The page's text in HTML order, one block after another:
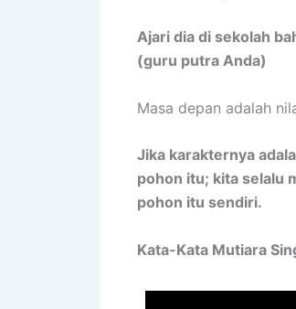
Ajari dia di sekolah
(guru putra Anda)
Masa depan adalah
Jika karakternya
pohon itu; kita selalu
pohon itu sendiri.
Kata-Kata Mutiara